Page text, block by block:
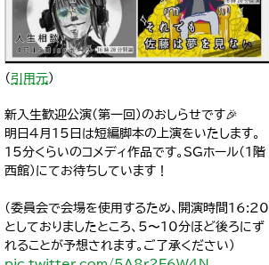
（ 引用元）
新入生歓迎公演(第一回)のおしらせです🎉
明日4月15日は短編脚本の上演をいたします。
15分くらいのコメディ作品です。SGホール(1階
西館)にてお待ちしています！
(委員会で会場を使用するため、開演時間16:20
としておりましたところ、5〜10分ほど後ろにず
れることが予想されます。ご了承ください)